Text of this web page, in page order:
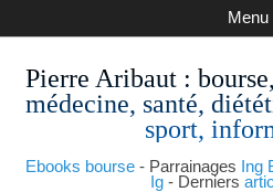
Pierre Aribaut :
médecine, santé,
sport,
Ebooks bourse- Parrainages Ing
Ig- Derniers
Menu